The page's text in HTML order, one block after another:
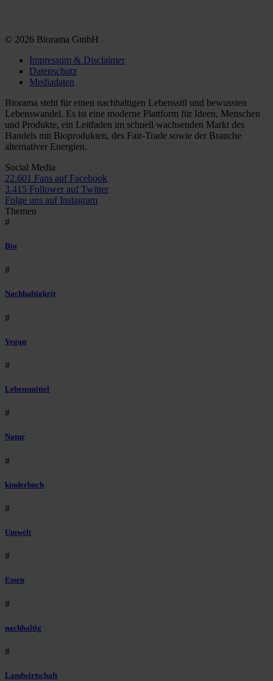
© 2026 Biorama GmbH
Impressum & Disclaimer
Datenschutz
Mediadaten
Biorama steht für einen nachhaltigen Lebensstil und bewussten
Lebenswandel. Es ist eine moderne Plattform für Ideen, Menschen
und Produkte, ein Leitfaden im schnell wachsenden Markt des
Handels mit Bioprodukten, des Fair-Trade sowie der Branche
alternativer Energien.
Social Media
22.601 Fans auf Facebook
3.415 Follower auf Twitter
Folge uns auf Instagram
Themen
#
Bio
#
Nachhaltigkeit
#
Vegan
#
Lebensmittel
#
Natur
#
kinderbuch
#
Umwelt
#
Essen
#
nachhaltig
#
Landwirtschaft